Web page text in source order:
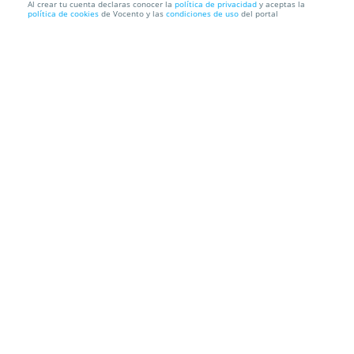
Curso Intensivo de Preparación al TOEFL mejor
Al crear tu cuenta declaras conocer la política de privacidad y aceptas la
política de cookies de Vocento y las condiciones de uso del portal